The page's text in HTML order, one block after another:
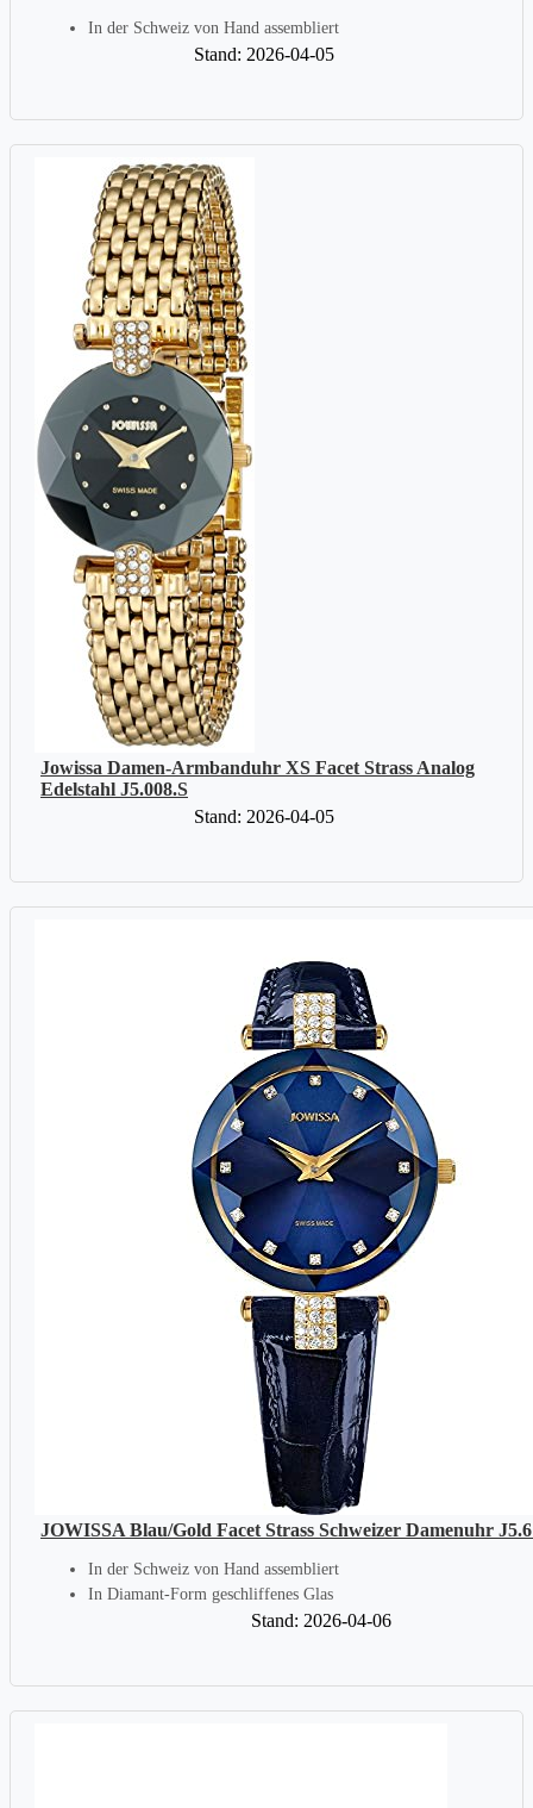
In der Schweiz von Hand assembliert
Stand: 2026-04-05
Jowissa Damen-Armbanduhr XS Facet Strass Analog
Edelstahl J5.008.S
Stand: 2026-04-05
JOWISSA Blau/Gold Facet Strass Schweizer Damenuhr
In der Schweiz von Hand assembliert
In Diamant-Form geschliffenes Glas
Stand: 2026-04-06